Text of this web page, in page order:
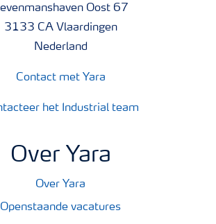
Oost 67
3133 CA Vlaardingen
Nederland
Contact met Yara
het Industrial team
Over Yara
Over Yara
Openstaande vacatures